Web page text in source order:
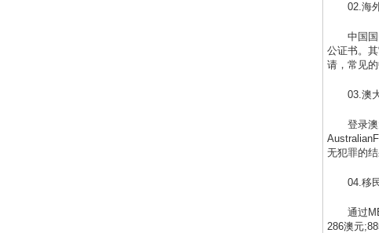
02.海
中国
公证书。
请，常见
03.澳
登录
无犯罪的
04.移
通过
286澳元